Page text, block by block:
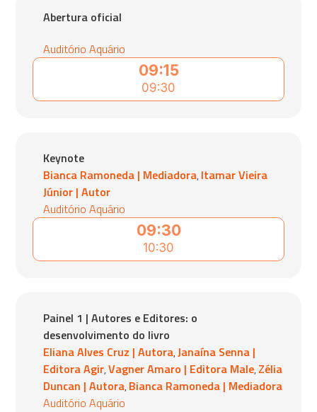
09:15
09:30
Abertura oficial
Auditório Aquário
09:30
10:30
Keynote
Bianca Ramoneda | Mediadora,Itamar Vieira
Júnior | Autor
Auditório Aquário
Painel 1 | Autores e Editores: o
desenvolvimento do livro
Eliana Alves Cruz | Autora,Janaína Senna |
Editora Agir,Vagner Amaro | Editora Male,Zélia
Duncan | Autora,Bianca Ramoneda | Mediadora
Auditório Aquário